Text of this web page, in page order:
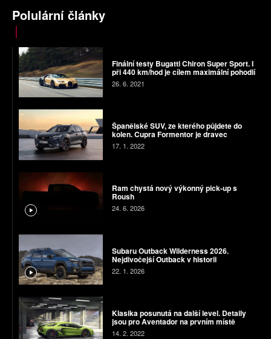
Polulární články
Finální testy Bugatti Chiron Super Sport. I
při 440 km/hod je cílem maximální pohodlí
26. 6. 2021
Španělské SUV, ze kterého půjdete do
kolen. Cupra Formentor je dravec
17. 1. 2022
Ram chystá nový výkonný pick-up s
Roush
24. 6. 2026
Subaru Outback Wilderness 2026.
Nejdivočejší Outback v historii
22. 1. 2026
Klasika posunutá na další level. Detaily
jsou pro Aventador na prvním místě
14. 2. 2022